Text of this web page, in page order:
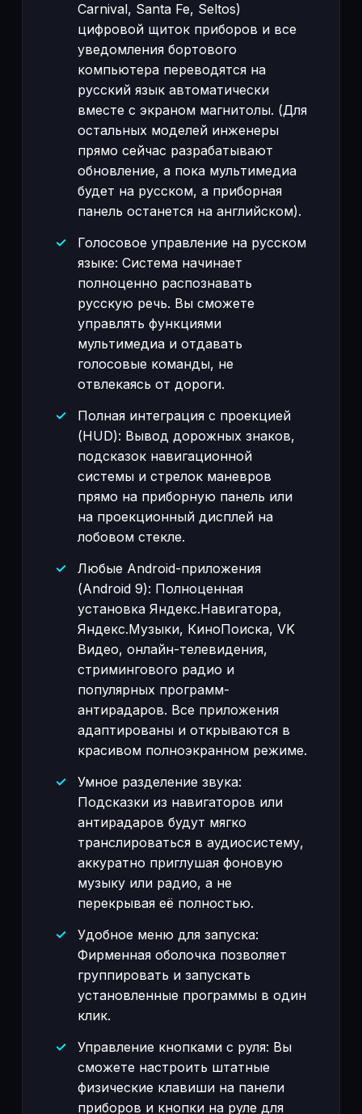
Carnival, Santa Fe, Seltos)
цифровой щиток приборов и все
уведомления бортового
компьютера переводятся на
русский язык автоматически
вместе с экраном магнитолы. (Для
остальных моделей инженеры
прямо сейчас разрабатывают
обновление, а пока мультимедиа
будет на русском, а приборная
панель останется на английском).
Голосовое управление на русском
языке: Система начинает
полноценно распознавать
русскую речь. Вы сможете
управлять функциями
мультимедиа и отдавать
голосовые команды, не
отвлекаясь от дороги.
Полная интеграция с проекцией
(HUD): Вывод дорожных знаков,
подсказок навигационной
системы и стрелок маневров
прямо на приборную панель или
на проекционный дисплей на
лобовом стекле.
Любые Android-приложения
(Android 9): Полноценная
установка Яндекс.Навигатора,
Яндекс.Музыки, КиноПоиска, VK
Видео, онлайн-телевидения,
стримингового радио и
популярных программ-
антирадаров. Все приложения
адаптированы и открываются в
красивом полноэкранном режиме.
Умное разделение звука:
Подсказки из навигаторов или
антирадаров будут мягко
транслироваться в аудиосистему,
аккуратно приглушая фоновую
музыку или радио, а не
перекрывая её полностью.
Удобное меню для запуска:
Фирменная оболочка позволяет
группировать и запускать
установленные программы в один
клик.
Управление кнопками с руля: Вы
сможете настроить штатные
физические клавиши на панели
приборов и кнопки на руле для